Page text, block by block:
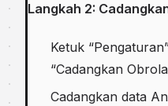
Langkah 2:
Ketuk
“Cadangkan
Cadangkan data